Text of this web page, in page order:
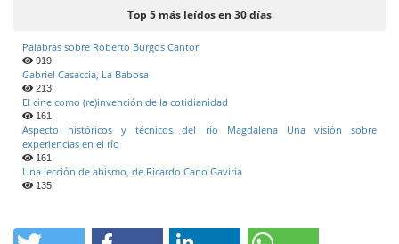
Top 5 más leídos en 30 días
Palabras sobre Roberto Burgos Cantor
919
Gabriel Casaccia, La Babosa
213
El cine como (re)invención de la cotidianidad
161
Aspecto históricos y técnicos del río Magdalena Una visión sobre
experiencias en el río
161
Una lección de abismo, de Ricardo Cano Gaviria
135